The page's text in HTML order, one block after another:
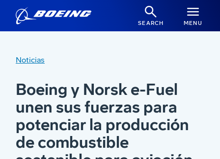
SEARCH MENU
Noticias
Boeing y Norsk e-Fuel
unen sus fuerzas para
potenciar la producción
de combustible